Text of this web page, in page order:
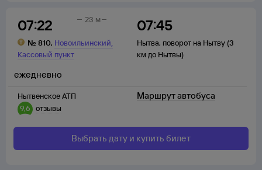
07:22
№ 810, Новоильинский,
Кассовый пункт
07:45
Нытва, поворот на Нытву (3
км до Нытвы)
23 м
Нытвенское АТП
9,6
отзывы
ежедневно
Маршрут автобуса
Выбрать дату и купить билет